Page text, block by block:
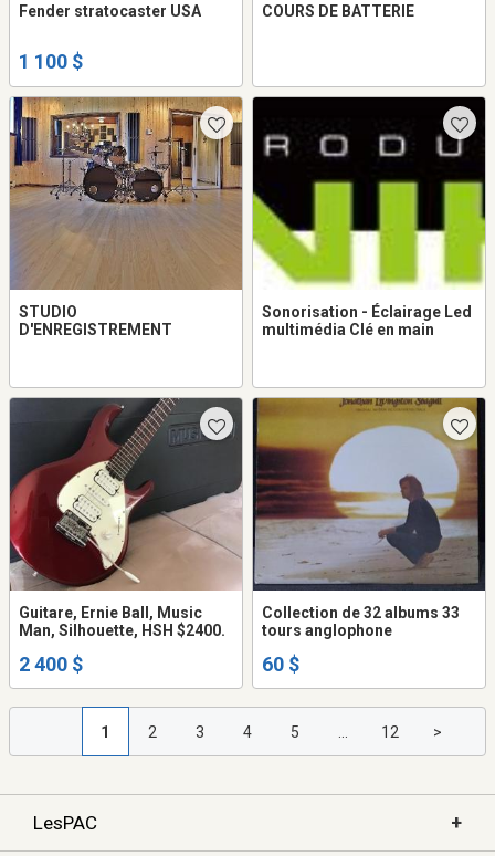
Fender stratocaster USA
1 100 $
COURS DE BATTERIE
STUDIO
D'ENREGISTREMENT
Sonorisation - Éclairage Led
multimédia Clé en main
Guitare, Ernie Ball, Music
Man, Silhouette, HSH $2400.
2 400 $
Collection de 32 albums 33
tours anglophone
60 $
1 2 3 4 5 12 >
LesPAC +